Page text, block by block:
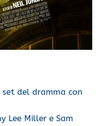
del dramma con
Lee Miller e Sam